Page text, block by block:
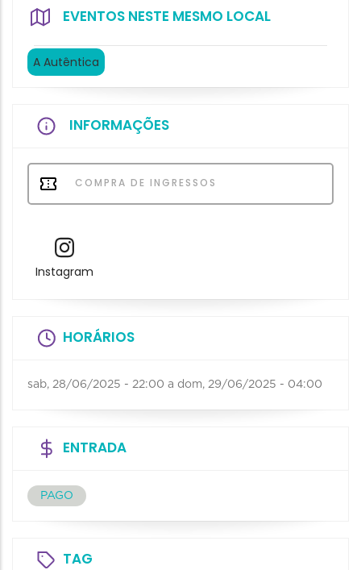
EVENTOS NESTE MESMO LOCAL
A Autêntica
INFORMAÇÕES
COMPRA DE INGRESSOS
Instagram
HORÁRIOS
sab, 28/06/2025 - 22:00 a dom, 29/06/2025 - 04:00
ENTRADA
PAGO
TAG